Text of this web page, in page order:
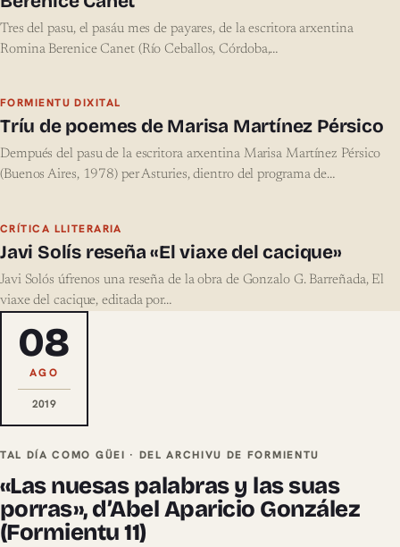
Tres del pasu, el pasáu mes de payares, de la escritora arxentina
Romina Berenice Canet (Río Ceballos, Córdoba,…
FORMIENTU DIXITAL
Tríu de poemes de Marisa Martínez Pérsico
Dempués del pasu de la escritora arxentina Marisa Martínez Pérsico
(Buenos Aires, 1978) per Asturies, dientro del programa de…
CRÍTICA LLITERARIA
Javi Solís reseña «El viaxe del cacique»
Javi Solós úfrenos una reseña de la obra de Gonzalo G. Barreñada, El
viaxe del cacique, editada por…
08
AGO
2019
TAL DÍA COMO GÜEI · DEL ARCHIVU DE FORMIENTU
«Las nuesas palabras y las suas
porras», d’Abel Aparicio González
(Formientu 11)